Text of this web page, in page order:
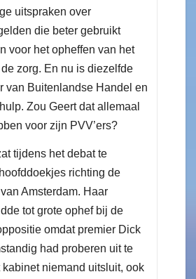
uitspraken over
die beter gebruikt
voor het opheffen van het
zorg. En nu is diezelfde
van Buitenlandse Handel en
Zou Geert dat allemaal
voor zijn PVV’ers?
tijdens het debat te
richting de
Amsterdam. Haar
tot grote ophef bij de
omdat premier Dick
had proberen uit te
kabinet niemand uitsluit, ook